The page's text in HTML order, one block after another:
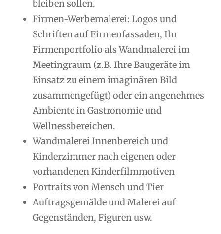
bleiben sollen.
Firmen-Werbemalerei: Logos und
Schriften auf Firmenfassaden, Ihr
Firmenportfolio als Wandmalerei im
Meetingraum (z.B. Ihre Baugeräte im
Einsatz zu einem imaginären Bild
zusammengefügt) oder ein angenehmes
Ambiente in Gastronomie und
Wellnessbereichen.
Wandmalerei Innenbereich und
Kinderzimmer nach eigenen oder
vorhandenen Kinderfilmmotiven
Portraits von Mensch und Tier
Auftragsgemälde und Malerei auf
Gegenständen, Figuren usw.